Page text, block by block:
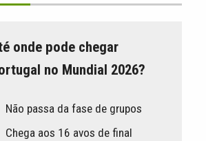
onde pode chegar
no Mundial 2026?
Não passa da fase de grupos
Chega aos 16 avos de final